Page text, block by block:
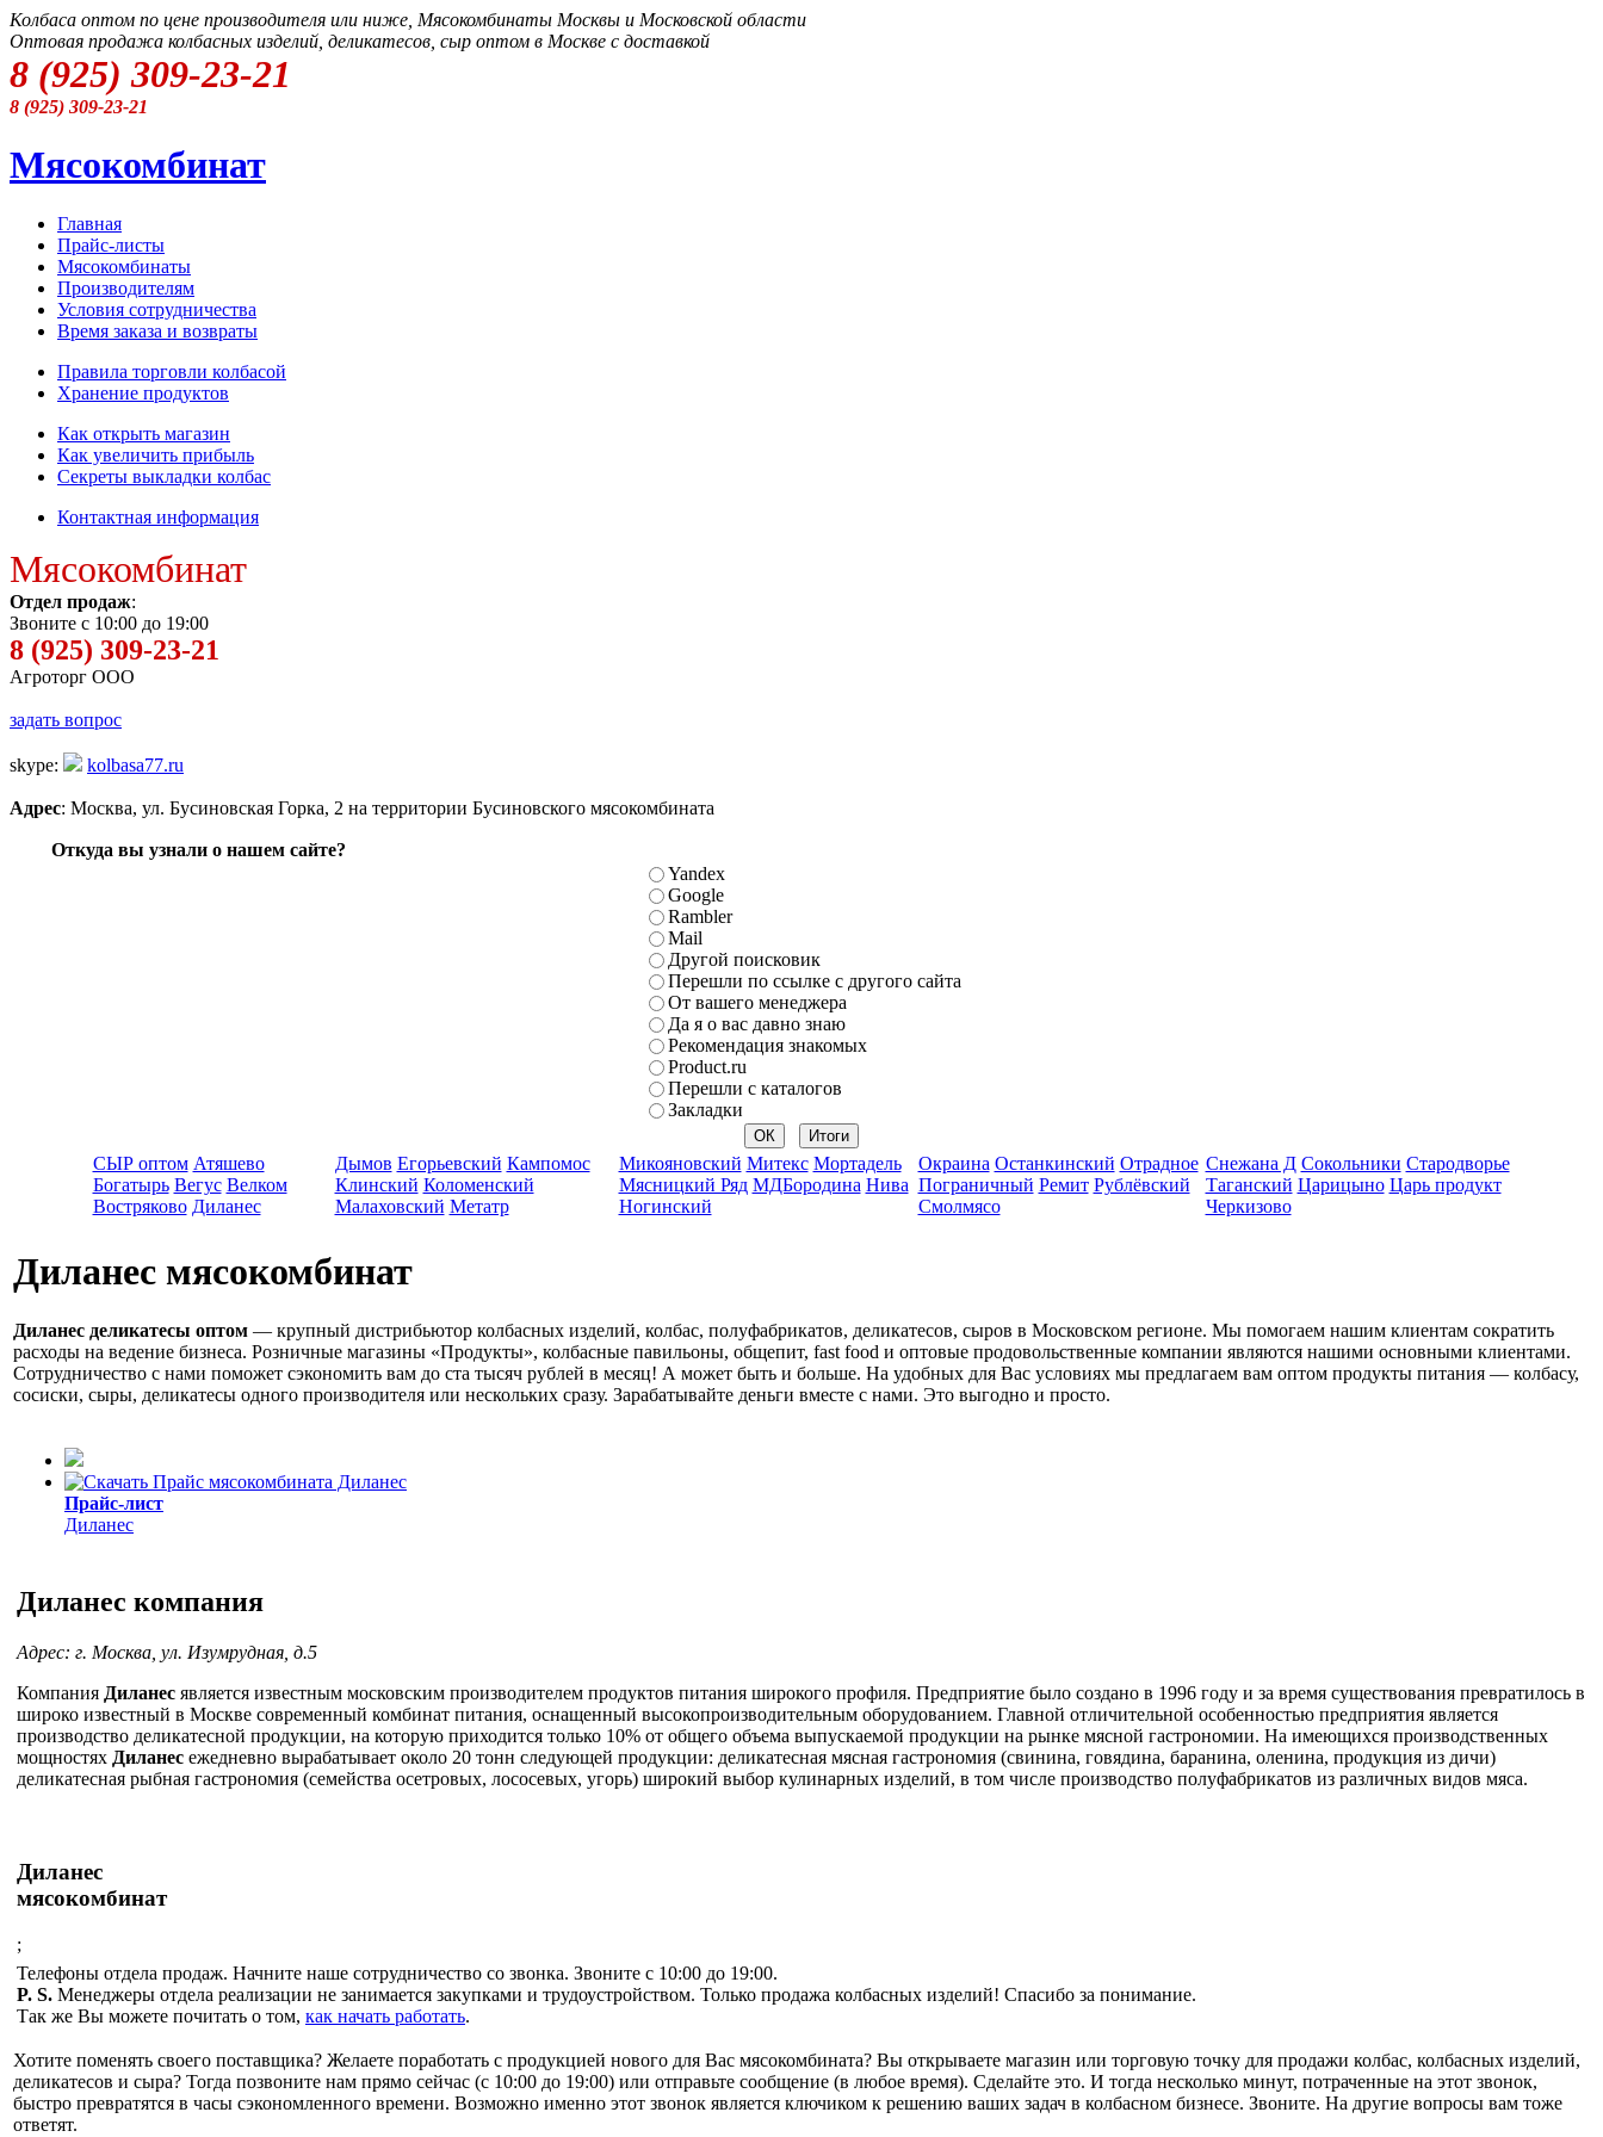
Колбаса оптом по цене производителя или ниже, Мясокомбинаты Москвы и Московской области
Оптовая продажа колбасных изделий, деликатесов, сыр оптом в Москве с доставкой
8 (925) 309-23-21
8 (925) 309-23-21
Мясокомбинат
Главная
Прайс-листы
Мясокомбинаты
Производителям
Условия сотрудничества
Время заказа и возвраты
Правила торговли колбасой
Xранение продуктов
Как открыть магазин
Как увеличить прибыль
Секреты выкладки колбас
Контактная информация
Мясокомбинат
Отдел продаж:
Звоните с 10:00 до 19:00
8 (925) 309-23-21
Агроторг ООО
задать вопрос
skype: kolbasa77.ru
Адрес: Москва, ул. Бусиновская Горка, 2 на территории Бусиновского мясокомбината
Откуда вы узнали о нашем сайте?
Yandex
Google
Rambler
Mail
Другой поисковик
Перешли по ссылке с другого сайта
От вашего менеджера
Да я о вас давно знаю
Рекомендация знакомых
Product.ru
Перешли с каталогов
Закладки
СЫР оптом Атяшево
Богатырь Вегус Велком
Востряково Диланес
Дымов Егорьевский Кампомос
Клинский Коломенский
Малаховский Метатр
Микояновский Митекс Мортадель
Мясницкий Ряд МДБородина Нива
Ногинский
Окраина Останкинский Отрадное
Пограничный Ремит Рублёвский
Смолмясо
Снежана Д Сокольники Стародворье
Таганский Царицыно Царь продукт
Черкизово
Диланес мясокомбинат
Диланес деликатесы оптом — крупный дистрибьютор колбасных изделий, колбас, полуфабрикатов, деликатесов, сыров в Московском регионе. Мы помогаем нашим клиентам сократить
расходы на ведение бизнеса. Розничные магазины «Продукты», колбасные павильоны, общепит, fast food и оптовые продовольственные компании являются нашими основными клиентами.
Сотрудничество с нами поможет сэкономить вам до ста тысяч рублей в месяц! А может быть и больше. На удобных для Вас условиях мы предлагаем вам оптом продукты питания — колбасу,
сосиски, сыры, деликатесы одного производителя или нескольких сразу. Зарабатывайте деньги вместе с нами. Это выгодно и просто.
Прайс-лист
Диланес
Диланес компания
Адрес: г. Москва, ул. Изумрудная, д.5
Компания Диланес является известным московским производителем продуктов питания широкого профиля. Предприятие было создано в 1996 году и за время существования превратилось в
широко известный в Москве современный комбинат питания, оснащенный высокопроизводительным оборудованием. Главной отличительной особенностью предприятия является
производство деликатесной продукции, на которую приходится только 10% от общего объема выпускаемой продукции на рынке мясной гастрономии. На имеющихся производственных
мощностях Диланес ежедневно вырабатывает около 20 тонн следующей продукции: деликатесная мясная гастрономия (свинина, говядина, баранина, оленина, продукция из дичи)
деликатесная рыбная гастрономия (семейства осетровых, лососевых, угорь) широкий выбор кулинарных изделий, в том числе производство полуфабрикатов из различных видов мяса.
Диланес
мясокомбинат
;
Телефоны отдела продаж. Начните наше сотрудничество со звонка. Звоните с 10:00 до 19:00.
P. S. Менеджеры отдела реализации не занимается закупками и трудоустройством. Только продажа колбасных изделий! Спасибо за понимание.
Так же Вы можете почитать о том, как начать работать.
Хотите поменять своего поставщика? Желаете поработать с продукцией нового для Вас мясокомбината? Вы открываете магазин или торговую точку для продажи колбас, колбасных изделий,
деликатесов и сыра? Тогда позвоните нам прямо сейчас (с 10:00 до 19:00) или отправьте сообщение (в любое время). Сделайте это. И тогда несколько минут, потраченные на этот звонок,
быстро превратятся в часы сэкономленного времени. Возможно именно этот звонок является ключиком к решению ваших задач в колбасном бизнесе. Звоните. На другие вопросы вам тоже
ответят.